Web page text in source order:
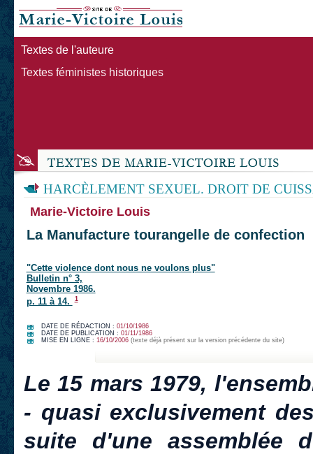
Textes de l'auteure
Textes féministes historiques
HARCÈLEMENT SEXUEL. DROIT DE
Marie-Victoire Louis
La Manufacture tourangelle de confection
"Cette violence dont nous ne voulons plus"
Bulletin n° 3,
Novembre 1986.
p. 11 à 14.
1
DATE DE RÉDACTION : 01/10/1986
DATE DE PUBLICATION : 01/11/1986
MISE EN LIGNE : 16/10/2006(texte déjà présent sur la version précédente du site)
Le 15 mars 1979,
- quasi exclusivement
suite d'une assemblée